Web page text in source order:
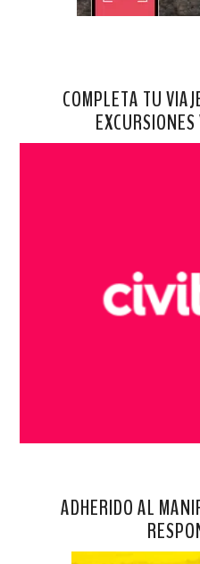
COMPLETA TU
ADHERIDO AL